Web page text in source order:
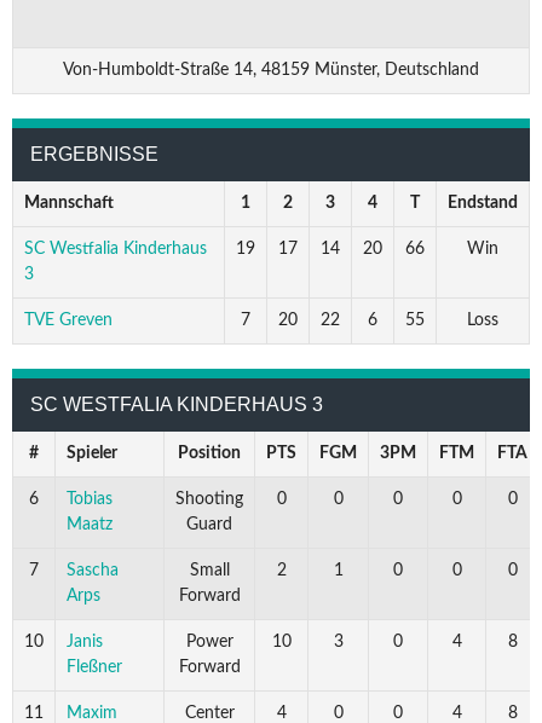
Von-Humboldt-Straße 14, 48159 Münster, Deutschland
ERGEBNISSE
Mannschaft 1 2 3 4 T Endstand
SC Westfalia Kinderhaus
3
19 17 14 20 66 Win
TVE Greven 7 20 22 6 55 Loss
SC WESTFALIA KINDERHAUS 3
# Spieler Position PTS FGM 3PM FTM FTA
6
Tobias
Maatz
Shooting
Guard
0 0 0 0 0
7
Sascha
Arps
Small
Forward
2 1 0 0 0
10
Janis
Fleßner
Power
Forward
10 3 0 4 8
11
Maxim
Center 4 0 0 4 8